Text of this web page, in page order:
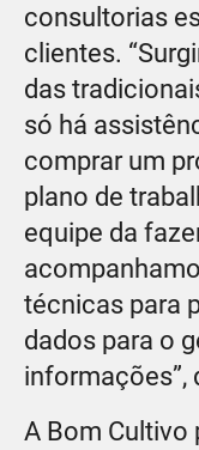
consultorias
clientes.
das
só há
comprar um
plano de
equipe da
técnicas para
dados para o
informações”,
A Bom Cultivo